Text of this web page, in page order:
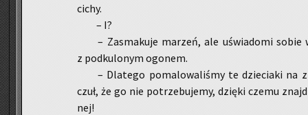
cichy.
– I?
– Za­sma­ku­je ma­rzeń, ale uświa­do­mi
z pod­ku­lo­nym ogo­nem.
– Dla­te­go po­ma­lo­wa­li­śmy te dzie­cia­ki na
czuł, że go nie po­trze­bu­je­my, dzię­ki czemu
nej!